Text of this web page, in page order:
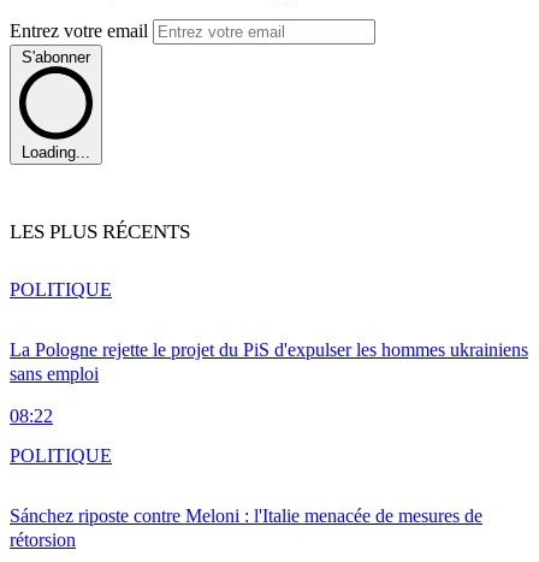
Entrez votre email
S'abonner
Loading...
LES PLUS RÉCENTS
La Pologne rejette le projet du PiS d'expulser les hommes ukrainiens
sans emploi
08:22
POLITIQUE
Sánchez riposte contre Meloni : l'Italie menacée de mesures de
rétorsion
POLITIQUE